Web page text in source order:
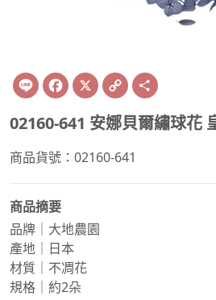
Line Facebook
X Copy
Link
02160-641 安娜貝爾繡球花
商品貨號：02160-641
商品摘要
品牌｜大地農園
產地｜日本
材質｜不凋花
規格｜約2朵